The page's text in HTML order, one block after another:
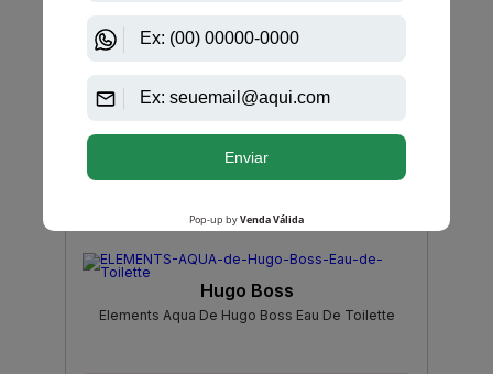
Avise-me quando disponível:
Ok
Hugo Boss
Elements Aqua De Hugo Boss Eau De Toilette